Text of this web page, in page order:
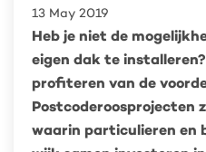
13 May 2019
Heb je niet de
eigen dak te
profiteren van de
Postcoderoosprojecten
waarin particulieren en